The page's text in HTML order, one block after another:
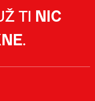
TI NIC
.